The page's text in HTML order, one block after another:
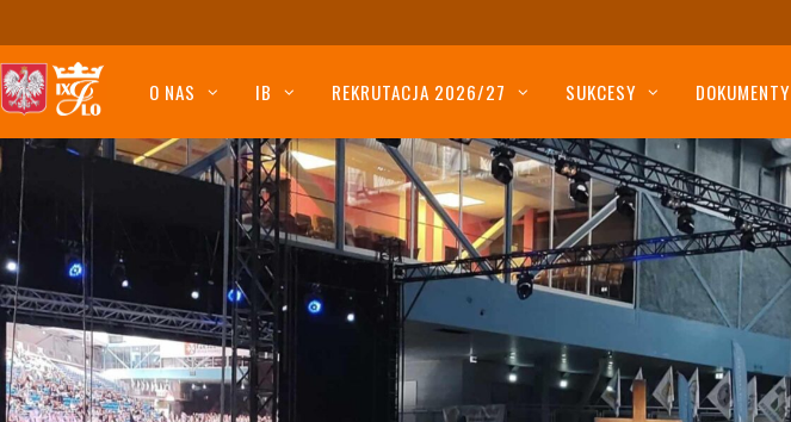
O NAS IB REKRUTACJA 2026/27 SUKCESY DOKUMENTY